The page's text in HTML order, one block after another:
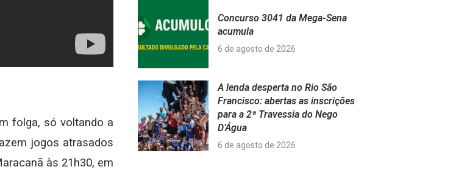
folga, só voltando a
jogos atrasados
às 21h30, em
Concurso 3041 da Mega-Sena
acumula
6 de agosto de 2026
A lenda desperta no Rio São
Francisco: abertas as inscrições
para a 2ª Travessia do Nego
D’Água
6 de agosto de 2026